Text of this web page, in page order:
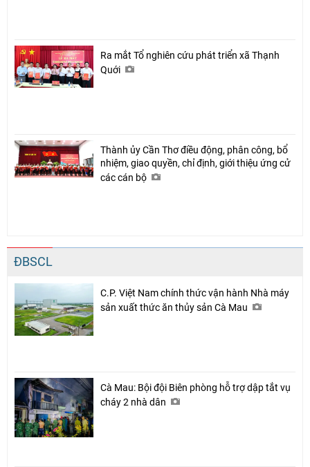
Ra mắt Tổ nghiên cứu phát triển xã Thạnh
Quới
Thành ủy Cần Thơ điều động, phân công, bổ
nhiệm, giao quyền, chỉ định, giới thiệu ứng cử
các cán bộ
ĐBSCL
C.P. Việt Nam chính thức vận hành Nhà máy
sản xuất thức ăn thủy sản Cà Mau
Cà Mau: Bội đội Biên phòng hỗ trợ dập tắt vụ
cháy 2 nhà dân